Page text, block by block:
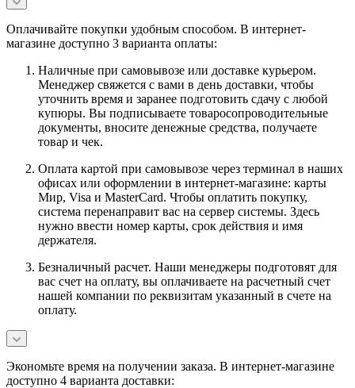
Оплачивайте покупки удобным способом. В интернет-
магазине доступно 3 варианта оплаты:
Наличные при самовывозе или доставке курьером.
Менеджер свяжется с вами в день доставки, чтобы
уточнить время и заранее подготовить сдачу с любой
купюры. Вы подписываете товаросопроводительные
документы, вносите денежные средства, получаете
товар и чек.
Оплата картой при самовывозе через терминал в наших
офисах или оформлении в интернет-магазине: карты
Мир, Visa и MasterCard. Чтобы оплатить покупку,
система перенаправит вас на сервер системы. Здесь
нужно ввести номер карты, срок действия и имя
держателя.
Безналичный расчет. Наши менеджеры подготовят для
вас счет на оплату, вы оплачиваете на расчетный счет
нашей компании по реквизитам указанный в счете на
оплату.
Экономьте время на получении заказа. В интернет-магазине
доступно 4 варианта доставки: